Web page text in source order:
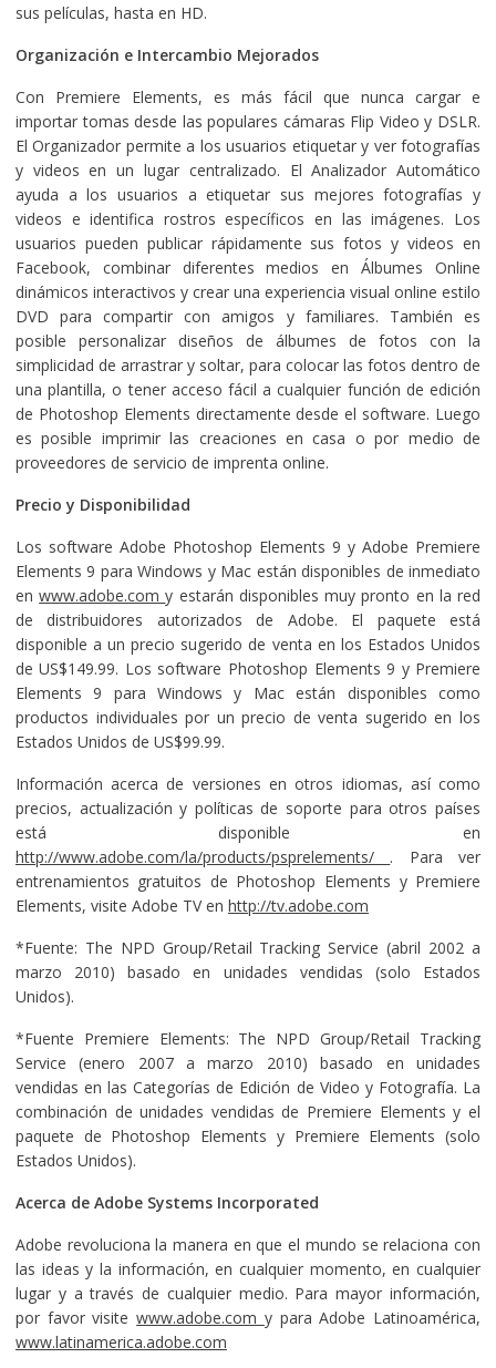
sus películas, hasta en HD.
Organización e Intercambio Mejorados
Con Premiere Elements, es más fácil que nunca cargar e
importar tomas desde las populares cámaras Flip Video y DSLR.
El Organizador permite a los usuarios etiquetar y ver fotografías
y videos en un lugar centralizado. El Analizador Automático
ayuda a los usuarios a etiquetar sus mejores fotografías y
videos e identifica rostros específicos en las imágenes. Los
usuarios pueden publicar rápidamente sus fotos y videos en
Facebook, combinar diferentes medios en Álbumes Online
dinámicos interactivos y crear una experiencia visual online estilo
DVD para compartir con amigos y familiares. También es
posible personalizar diseños de álbumes de fotos con la
simplicidad de arrastrar y soltar, para colocar las fotos dentro de
una plantilla, o tener acceso fácil a cualquier función de edición
de Photoshop Elements directamente desde el software. Luego
es posible imprimir las creaciones en casa o por medio de
proveedores de servicio de imprenta online.
Precio y Disponibilidad
Los software Adobe Photoshop Elements 9 y Adobe Premiere
Elements 9 para Windows y Mac están disponibles de inmediato
enwww.adobe.comy estarán disponibles muy pronto en la red
de distribuidores autorizados de Adobe. El paquete está
disponible a un precio sugerido de venta en los Estados Unidos
de US$149.99. Los software Photoshop Elements 9 y Premiere
Elements 9 para Windows y Mac están disponibles como
productos individuales por un precio de venta sugerido en los
Estados Unidos de US$99.99.
Información acerca de versiones en otros idiomas, así como
precios, actualización y políticas de soporte para otros países
está disponible en
http://www.adobe.com/la/products/psprelements/ . Para ver
entrenamientos gratuitos de Photoshop Elements y Premiere
Elements, visite Adobe TV en http://tv.adobe.com
*Fuente: The NPD Group/Retail Tracking Service (abril 2002 a
marzo 2010) basado en unidades vendidas (solo Estados
Unidos).
*Fuente Premiere Elements: The NPD Group/Retail Tracking
Service (enero 2007 a marzo 2010) basado en unidades
vendidas en las Categorías de Edición de Video y Fotografía. La
combinación de unidades vendidas de Premiere Elements y el
paquete de Photoshop Elements y Premiere Elements (solo
Estados Unidos).
Acerca de Adobe Systems Incorporated
Adobe revoluciona la manera en que el mundo se relaciona con
las ideas y la información, en cualquier momento, en cualquier
lugar y a través de cualquier medio. Para mayor información,
por favor visitewww.adobe.com y para Adobe Latinoamérica,
www.latinamerica.adobe.com